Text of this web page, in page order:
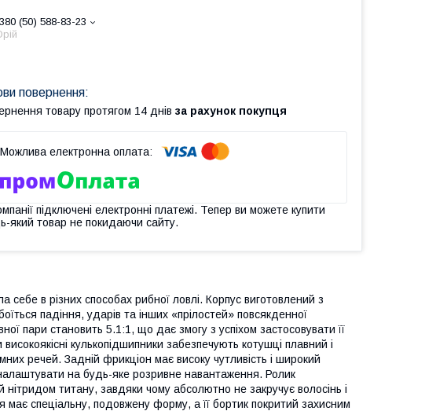
(50) 588-83-23
товару протягом 14 днів за рахунок покупця
підключені електронні платежі. Тепер ви можете купити
який товар не покидаючи сайту.
в різних способах рибної ловлі. Корпус виготовлений з
падіння, ударів та інших «прілостей» повсякденної
пари становить 5.1:1, що дає змогу з успіхом застосовувати її
кулькопідшипники забезпечують котушці плавний і
речей. Задній фрикціон має високу чутливість і широкий
на будь-яке розривне навантаження. Ролик
титану, завдяки чому абсолютно не закручує волосінь і
спеціальну, подовжену форму, а її бортик покритий захисним